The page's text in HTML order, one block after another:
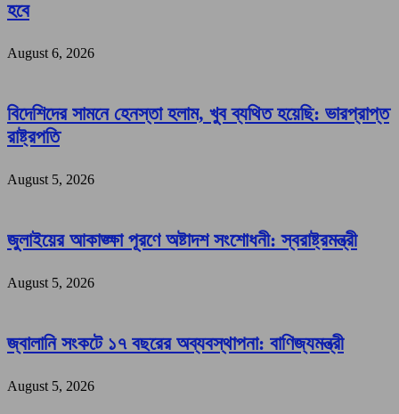
হবে
August 6, 2026
বিদেশিদের সামনে হেনস্তা হলাম, খুব ব্যথিত হয়েছি: ভারপ্রাপ্ত
রাষ্ট্রপতি
August 5, 2026
জুলাইয়ের আকাঙ্ক্ষা পূরণে অষ্টাদশ সংশোধনী: স্বরাষ্ট্রমন্ত্রী
August 5, 2026
জ্বালানি সংকটে ১৭ বছরের অব্যবস্থাপনা: বাণিজ্যমন্ত্রী
August 5, 2026